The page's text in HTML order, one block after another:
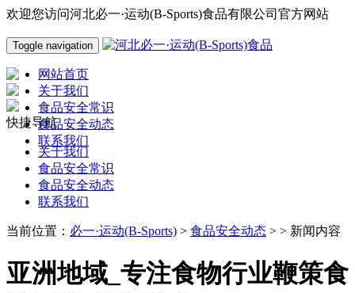
欢迎您访问河北必一·运动(B-Sports)食品有限公司官方网站
Toggle navigation
网站首页
关于我们
食品安全常识
食品安全动态
联系我们
快捷导航
关于我们
食品安全常识
食品安全动态
联系我们
当前位置： 必一·运动(B-Sports) > 食品安全动态 > > 新闻内容
亚洲地域_专注食物行业鞭策食